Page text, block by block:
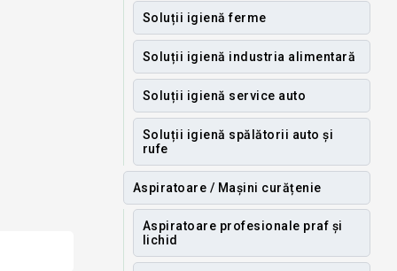
Soluții igienă ferme
Soluții igienă industria alimentară
Soluții igienă service auto
Soluții igienă spălătorii auto și
rufe
Aspiratoare / Mașini curățenie
Aspiratoare profesionale praf și
lichid